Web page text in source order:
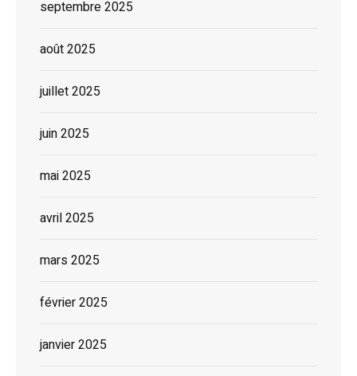
septembre 2025
août 2025
juillet 2025
juin 2025
mai 2025
avril 2025
mars 2025
février 2025
janvier 2025